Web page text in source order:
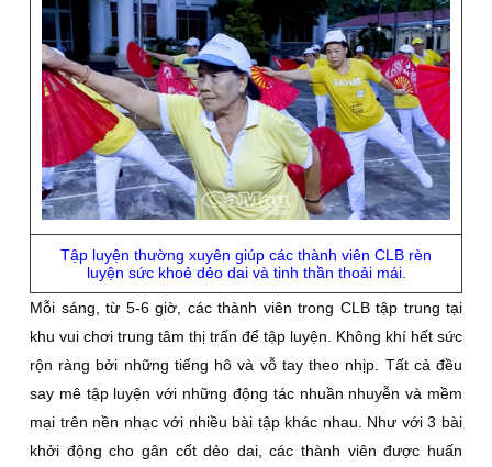
Tập luyện thường xuyên giúp các thành viên CLB rèn
luyện sức khoẻ dẻo dai và tinh thần thoải mái.
Mỗi sáng, từ 5-6 giờ, các thành viên trong CLB tập trung tại
khu vui chơi trung tâm thị trấn để tập luyện. Không khí hết sức
rộn ràng bởi những tiếng hô và vỗ tay theo nhịp. Tất cả đều
say mê tập luyện với những động tác nhuần nhuyễn và mềm
mại trên nền nhạc với nhiều bài tập khác nhau. Như với 3 bài
khởi động cho gân cốt dẻo dai, các thành viên được huấn